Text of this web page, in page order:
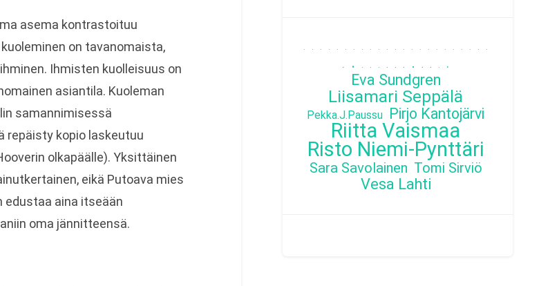
asema kontrastoituu
on tavanomaista,
Ihmisten kuolleisuus on
asiantila. Kuoleman
samannimisessä
repäisty kopio laskeutuu
olkapäälle). Yksittäinen
eikä Putoava mies
edustaa aina itseään
oma jännitteensä.
. . . . . . . . . . . . . . . . . . . . . . .
. . . . . . . . . .
Eva Sundgren
Liisamari Seppälä
Pekka.J.Paussu Pirjo Kantojärvi
Riitta Vaismaa
Risto Niemi-Pynttäri
Sara Savolainen Tomi Sirviö
Vesa Lahti